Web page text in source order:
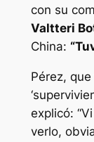
con su
Valtteri
China:
Pérez,
explicó:
verlo,